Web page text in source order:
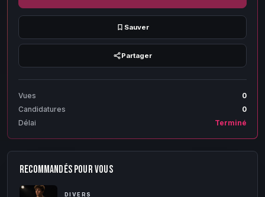
Sauver
Partager
Vues
0
Candidatures
0
Délai
Terminé
RECOMMANDÉS POUR VOUS
DIVERS